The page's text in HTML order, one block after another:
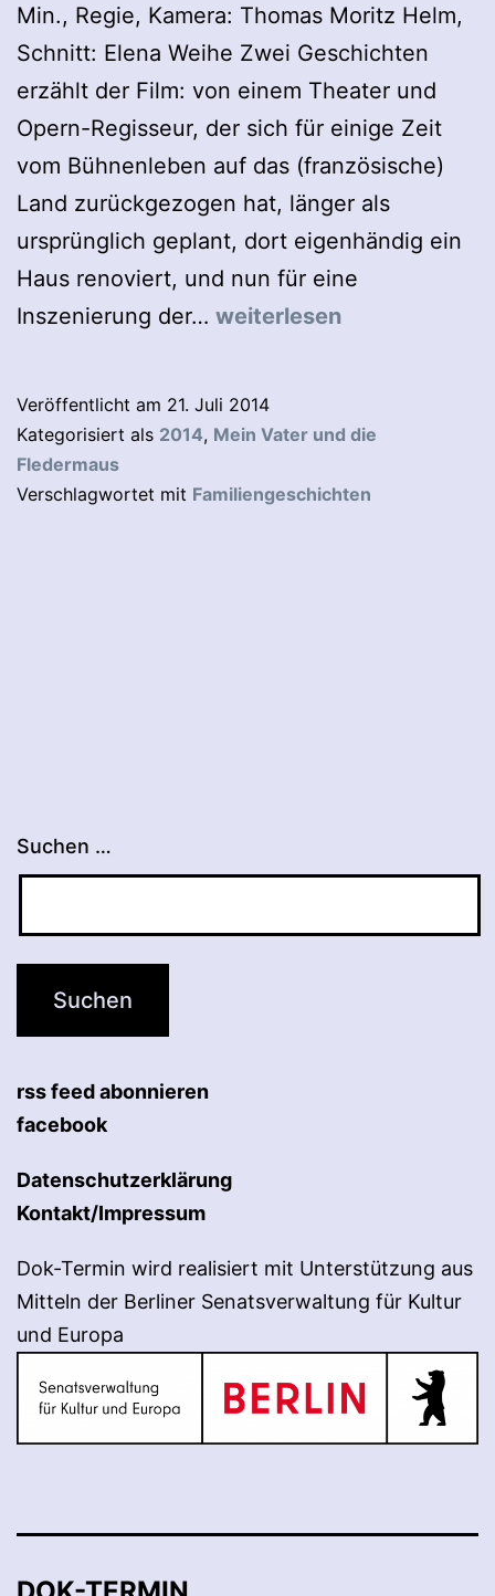
Min., Regie, Kamera: Thomas Moritz Helm,
Schnitt: Elena Weihe Zwei Geschichten
erzählt der Film: von einem Theater und
Opern-Regisseur, der sich für einige Zeit
vom Bühnenleben auf das (französische)
Land zurückgezogen hat, länger als
ursprünglich geplant, dort eigenhändig ein
Haus renoviert, und nun für eine
Inszenierung der… Mein
die
weiterlesen
Veröffentlicht am 21. Juli 2014
Kategorisiert als 2014, Mein Vater und die
Fledermaus
Verschlagwortet mit Familiengeschichten
Suchen …
rss feed abonnieren
facebook
Datenschutzerklärung
Kontakt/Impressum
Dok-Termin wird realisiert mit Unterstützung aus
Mitteln der Berliner Senatsverwaltung für Kultur
und Europa